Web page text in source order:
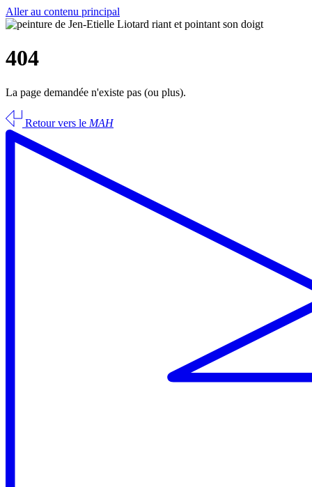
Aller au contenu principal
404
La page demandée n'existe pas (ou plus).
Retour vers le MAH